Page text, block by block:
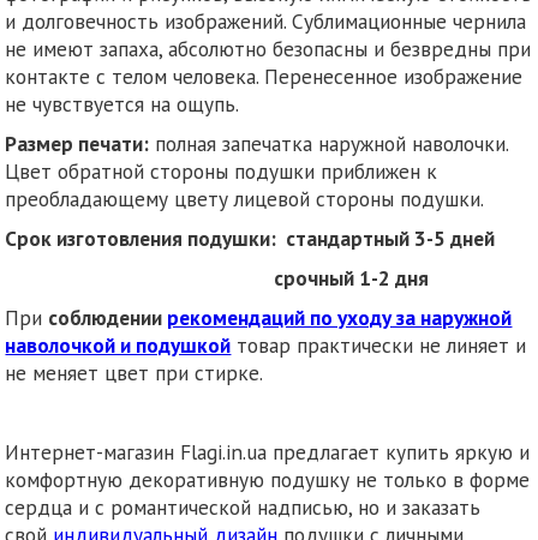
и долговечность изображений. Сублимационные чернила
не имеют запаха, абсолютно безопасны и безвредны при
контакте с телом человека. Перенесенное изображение
не чувствуется на ощупь.
Размер печати: полная запечатка наружной наволочки.
Цвет обратной стороны подушки приближен к
преобладающему цвету лицевой стороны подушки.
Срок изготовления подушки: стандартный 3-5 дней
срочный 1-2 дня
При соблюдении рекомендаций по уходу за наружной
наволочкой и подушкой товар практически не линяет и
не меняет цвет при стирке.
Интернет-магазин Flagi.in.ua предлагает купить яркую и
комфортную декоративную подушку не только в форме
сердца и с романтической надписью, но и заказать